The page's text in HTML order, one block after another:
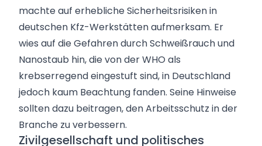
machte auf erhebliche Sicherheitsrisiken in
deutschen Kfz-Werkstätten aufmerksam. Er
wies auf die Gefahren durch Schweißrauch und
Nanostaub hin, die von der WHO als
krebserregend eingestuft sind, in Deutschland
jedoch kaum Beachtung fanden. Seine Hinweise
sollten dazu beitragen, den Arbeitsschutz in der
Branche zu verbessern.
Zivilgesellschaft und politisches